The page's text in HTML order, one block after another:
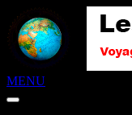
MENU